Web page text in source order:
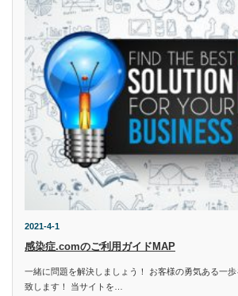
2021-4-1
感染症.comのご利用ガイドMAP
一緒に問題を解決しましょう！ お客様の勇気ある一
致します！ 当サイトを…